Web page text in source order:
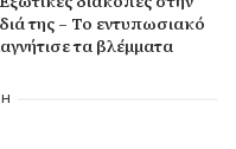
της – Το εντυπωσιακό
τα βλέμματα